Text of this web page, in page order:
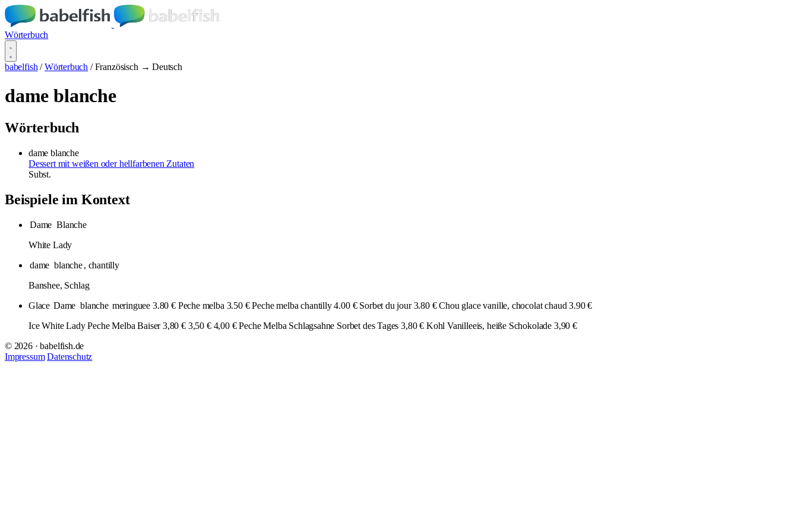
Wörterbuch
babelfish / Wörterbuch / Französisch → Deutsch
dame blanche
Wörterbuch
dame blanche
Dessert mit weißen oder hellfarbenen Zutaten
Subst.
Beispiele im Kontext
Dame Blanche
White Lady
dame blanche, chantilly
Banshee, Schlag
Glace Dame blanche meringuee 3.80 € Peche melba 3.50 € Peche melba chantilly 4.00 € Sorbet du jour 3.80 € Chou glace vanille, chocolat chaud 3.90 €
Ice White Lady Peche Melba Baiser 3,80 € 3,50 € 4,00 € Peche Melba Schlagsahne Sorbet des Tages 3,80 € Kohl Vanilleeis, heiße Schokolade 3,90 €
© 2026 · babelfish.de
Impressum Datenschutz